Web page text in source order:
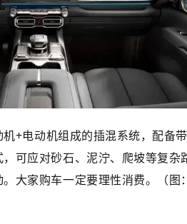
+电动机组成的插混系统，配备
可应对砂石、泥泞、爬坡等复杂
大家购车一定要理性消费。（图